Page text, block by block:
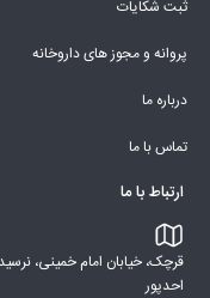
ثبت شکایات
پروانه و مجوز های داروخانه
درباره ما
تماس با ما
ارتباط با ما
قرچک، خیابان امام خمینی،
احدپور